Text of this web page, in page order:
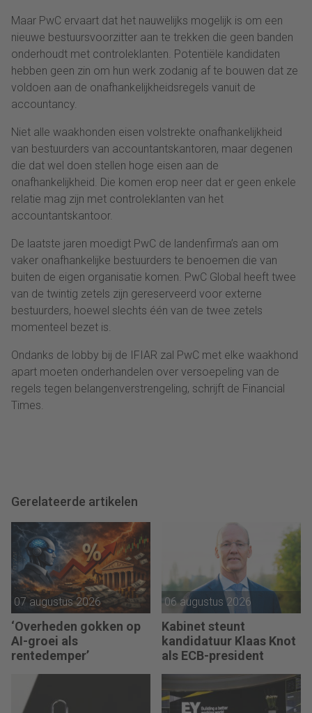
Maar PwC ervaart dat het nauwelijks mogelijk is om een
nieuwe bestuursvoorzitter aan te trekken die geen banden
onderhoudt met controleklanten. Potentiële kandidaten
hebben geen zin om hun werk zodanig af te bouwen dat ze
voldoen aan de onafhankelijkheidsregels vanuit de
accountancy.
Niet alle waakhonden eisen volstrekte onafhankelijkheid
van bestuurders van accountantskantoren, maar degenen
die dat wel doen stellen hoge eisen aan de
onafhankelijkheid. Die komen erop neer dat er geen enkele
relatie mag zijn met controleklanten van het
accountantskantoor.
De laatste jaren moedigt PwC de landenfirma’s aan om
vaker onafhankelijke bestuurders te benoemen die van
buiten de eigen organisatie komen. PwC Global heeft twee
van de twintig zetels zijn gereserveerd voor externe
bestuurders, hoewel slechts één van de twee zetels
momenteel bezet is.
Ondanks de lobby bij de IFIAR zal PwC met elke waakhond
apart moeten onderhandelen over versoepeling van de
regels tegen belangenverstrengeling, schrijft de Financial
Times.
Gerelateerde artikelen
07 augustus 2026
‘Overheden gokken op
AI-groei als
rentedemper’
06 augustus 2026
Kabinet steunt
kandidatuur Klaas Knot
als ECB-president